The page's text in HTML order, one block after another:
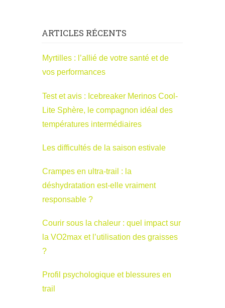
ARTICLES RÉCENTS
Myrtilles : l’allié de votre santé et de
vos performances
Test et avis : Icebreaker Merinos Cool-
Lite Sphère, le compagnon idéal des
températures intermédiaires
Les difficultés de la saison estivale
Crampes en ultra-trail : la
déshydratation est-elle vraiment
responsable ?
Courir sous la chaleur : quel impact sur
la VO2max et l’utilisation des graisses
?
Profil psychologique et blessures en
trail